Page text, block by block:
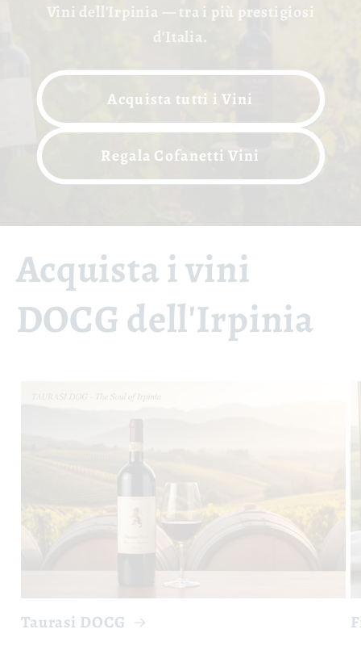
Vini dell'Irpinia — tra i più prestigiosi
d'Italia.
Acquista tutti i Vini
Regala Cofanetti Vini
Acquista i vini
DOCG dell'Irpinia
Taurasi DOCG